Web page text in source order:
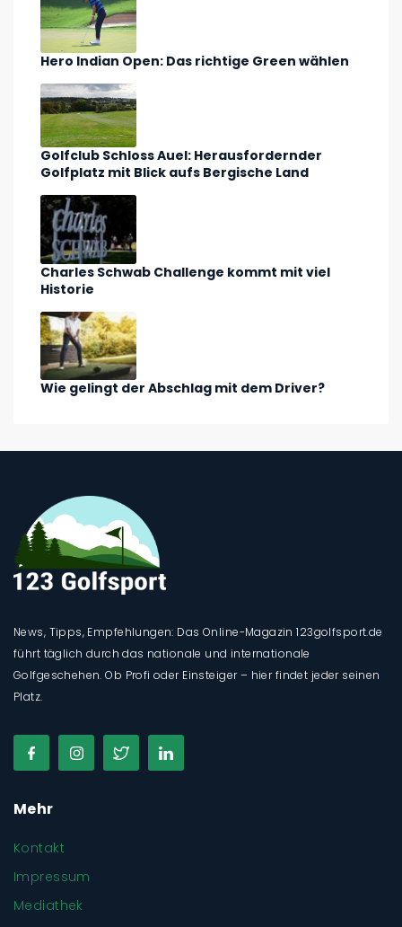
Hero Indian Open: Das richtige Green wählen
Golfclub Schloss Auel: Herausfordernder
Golfplatz mit Blick aufs Bergische Land
Charles Schwab Challenge kommt mit viel
Historie
Wie gelingt der Abschlag mit dem Driver?
News, Tipps, Empfehlungen: Das Online-Magazin 123golfsport.de
führt täglich durch das nationale und internationale
Golfgeschehen. Ob Profi oder Einsteiger – hier findet jeder seinen
Platz.
Mehr
Kontakt
Impressum
Mediathek